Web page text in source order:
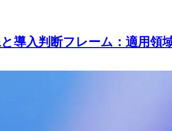
導入判断フレーム：適用領